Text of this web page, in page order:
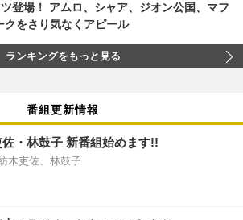
登場！ アムロ、シャア、ジオン公国、マフ
クをさり気なくアピール
ランキングをもっと見る
番組更新情報
・林鼓子 新番組始めます!!
木吏佐、林鼓子